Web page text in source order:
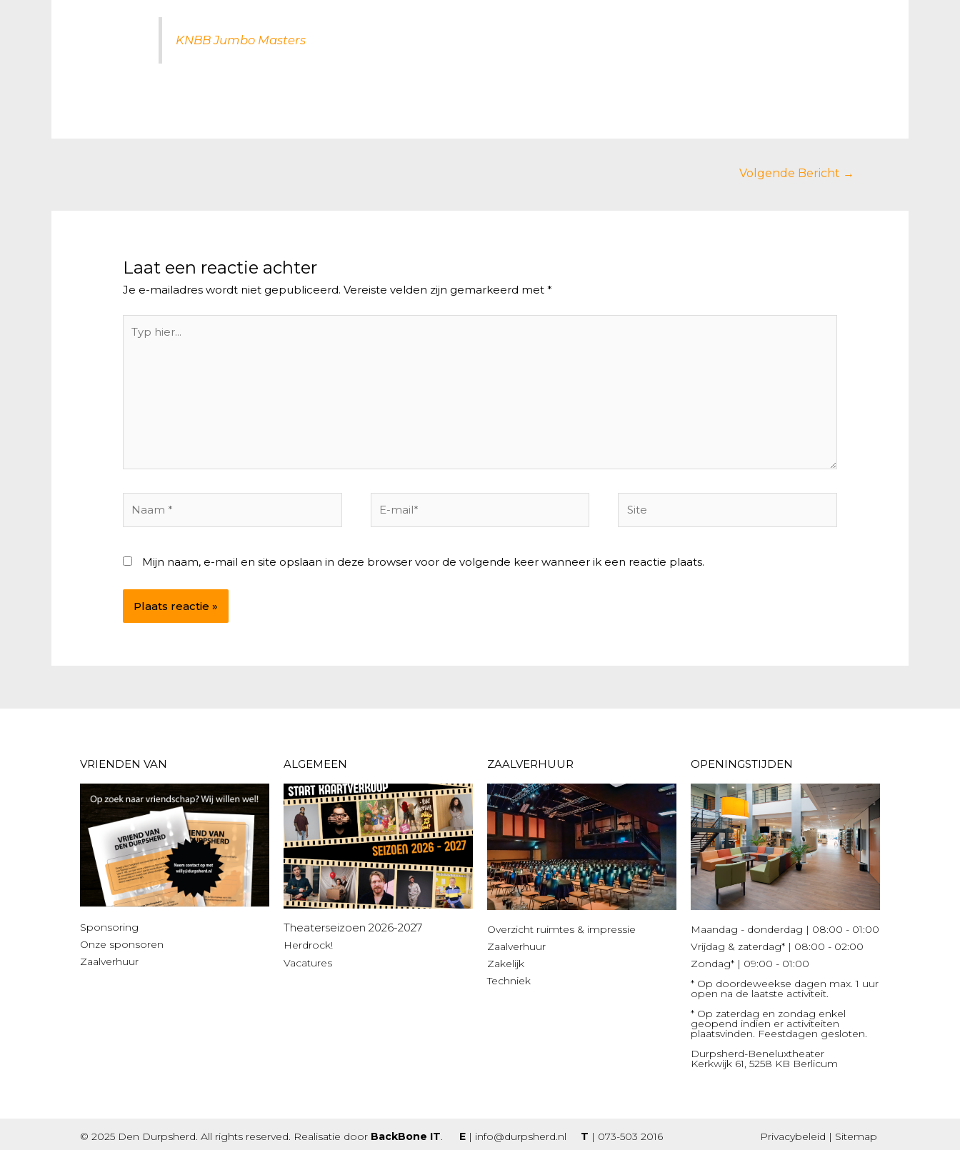
KNBB Jumbo Masters
Volgende Bericht →
Laat een reactie achter
Je e-mailadres wordt niet gepubliceerd. Vereiste velden zijn gemarkeerd met*
Mijn naam, e-mail en site opslaan in deze browser voor de volgende keer wanneer ik een reactie plaats.
VRIENDEN VAN
Sponsoring
Onze sponsoren
Zaalverhuur
ALGEMEEN
Theaterseizoen 2026-2027
Herdrock!
Vacatures
ZAALVERHUUR
Overzicht ruimtes & impressie
Zaalverhuur
Zakelijk
Techniek
OPENINGSTIJDEN
Maandag - donderdag | 08:00 - 01:00
Vrijdag & zaterdag* | 08:00 - 02:00
Zondag* | 09:00 - 01:00
* Op doordeweekse dagen max. 1 uur
open na de laatste activiteit.
* Op zaterdag en zondag enkel
geopend indien er activiteiten
plaatsvinden. Feestdagen gesloten.
Durpsherd-Beneluxtheater
Kerkwijk 61, 5258 KB Berlicum
© 2025 Den Durpsherd. All rights reserved. Realisatie door BackBone IT. E| info@durpsherd.nl T | 073-503 2016 Privacybeleid | Sitemap